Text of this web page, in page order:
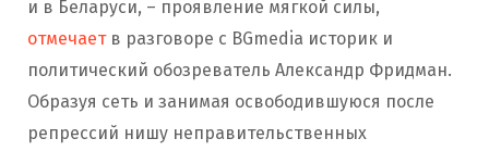
и в Беларуси, – проявление мягкой силы,
отмечаетв разговоре с BGmedia историк и
политический обозреватель Александр Фридман.
Образуя сеть и занимая освободившуюся после
репрессий нишу неправительственных